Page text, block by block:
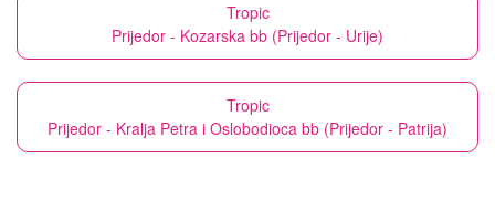
Tropic
Prijedor - Kozarska bb (Prijedor - Urije)
Tropic
Prijedor - Kralja Petra i Oslobodioca bb (Prijedor - Patrija)